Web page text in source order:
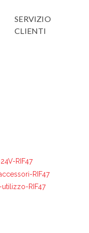
SERVIZIO
CLIENTI